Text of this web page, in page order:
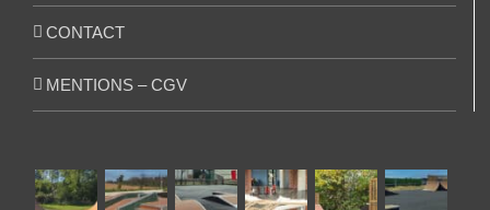
CONTACT
MENTIONS – CGV